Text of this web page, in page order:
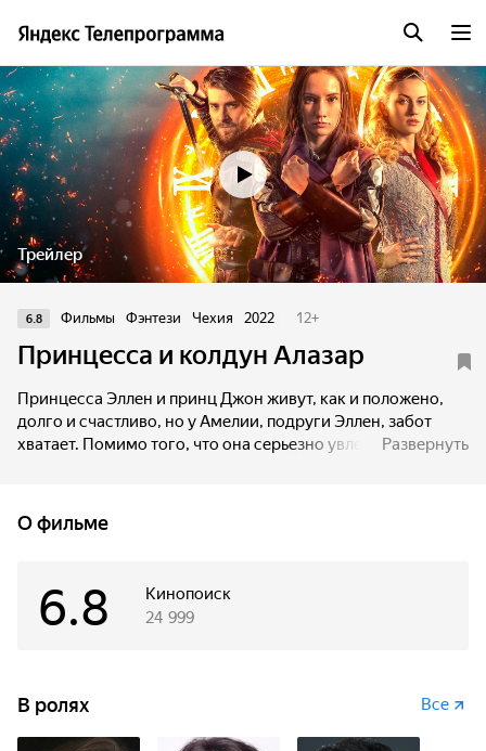
Трейлер
6.8 Фильмы Фэнтези Чехия 2022 12+
Принцесса и колдун Алазар
Принцесса Эллен и принц Джон живут, как и положено,
долго и счастливо, но у Амелии, подруги Эллен, забот
хватает. Помимо того, что она серьезно увлеклась магией,
волшебному городу Айра.
Развернуть
О фильме
Кинопоиск
6.8 24 999
В ролях Все